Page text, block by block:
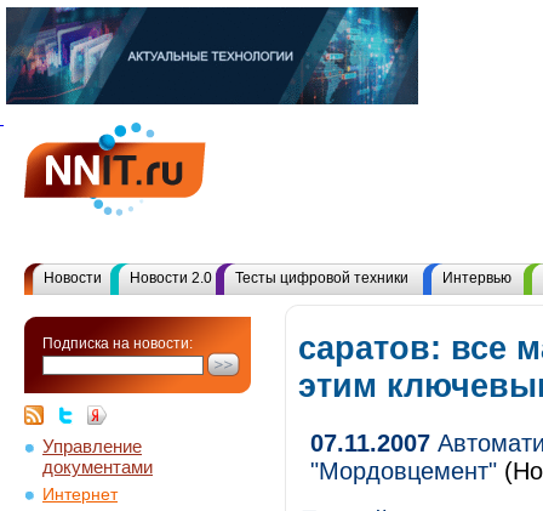
Новости Новости 2.0 Тесты цифровой техники Интервью
Подписка на новости:
Управление
документами
Интернет
саратов: все
этим
07.11.2007
"Мордовцемент"